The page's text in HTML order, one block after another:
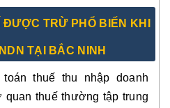
TRỪ PHỔ BIẾN KHI
TẠI BẮC NINH
thuế thu nhập doanh
quan thuế thường tập trung